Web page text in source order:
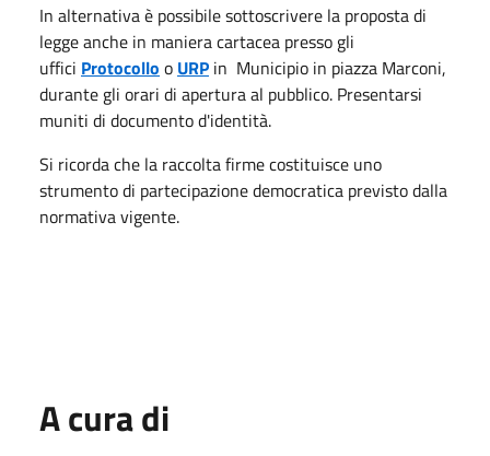
In alternativa è possibile sottoscrivere la proposta di
legge anche in maniera cartacea presso gli
uffici Protocollo o URP in Municipio in piazza Marconi,
durante gli orari di apertura al pubblico. Presentarsi
muniti di documento d'identità.
Si ricorda che la raccolta firme costituisce uno
strumento di partecipazione democratica previsto dalla
normativa vigente.
A cura di